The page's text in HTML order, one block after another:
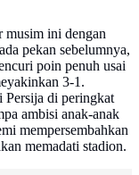
musim ini dengan
pekan sebelumnya,
poin penuh usai
3-1.
Persija di peringkat
ambisi anak-anak
mempersembahkan
memadati stadion.